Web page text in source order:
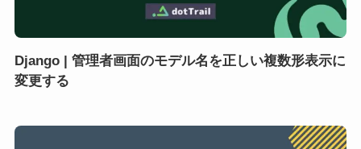
Django | 管理者画面のモデル名を正しい複数形表示に
変更する